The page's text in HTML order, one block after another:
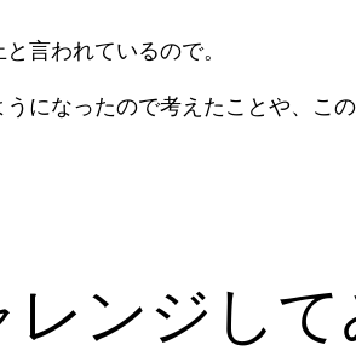
言われているので。
になったので考えたことや、こ
ンジして